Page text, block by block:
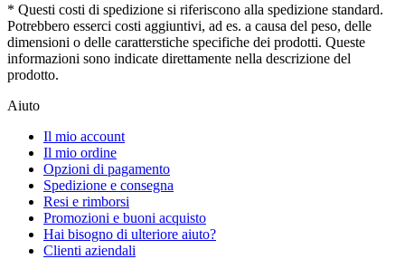
* Questi costi di spedizione si riferiscono alla spedizione standard.
Potrebbero esserci costi aggiuntivi, ad es. a causa del peso, delle
dimensioni o delle caratterstiche specifiche dei prodotti. Queste
informazioni sono indicate direttamente nella descrizione del
prodotto.
Aiuto
Il mio account
Il mio ordine
Opzioni di pagamento
Spedizione e consegna
Resi e rimborsi
Promozioni e buoni acquisto
Hai bisogno di ulteriore aiuto?
Clienti aziendali